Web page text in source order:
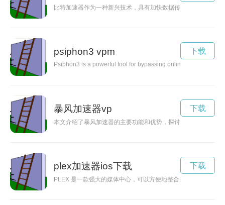
比特加速器作为一种新兴技术，具有加快数据传输速度和优化
psiphon3 vpm
Psiphon3 is a powerful tool for bypassing online censorship
下载
暴风加速器vp
本文介绍了暴风加速器的主要功能和优势，探讨了该工具如何
下载
plex加速器ios下载
PLEX 是一款强大的媒体中心，可以方便地整合多种媒体文件
下载